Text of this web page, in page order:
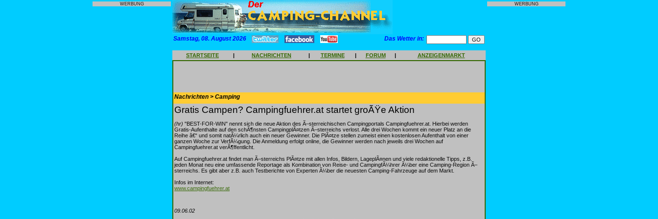
WERBUNG
Samstag, 08. August 2026 Das Wetter in:
STARTSEITE | NACHRICHTEN | TERMINE | FORUM | ANZEIGENMARKT
Nachrichten > Camping
Gratis Campen? Campingfuehrer.at startet groÃŸe Aktion
(hr) "BEST-FOR-WIN" nennt sich die neue Aktion des Ã–sterreichischen Campingportals Campingfuehrer.at. Hierbei werden
Gratis-Aufenthalte auf den schÃ¶nsten CampingplÃ¤tzen Ã–sterreichs verlost. Alle drei Wochen kommt ein neuer Platz an die
Reihe â€“ und somit natÃ¼rlich auch ein neuer Gewinner. Die PlÃ¤tze stellen zumeist einen kostenlosen Aufenthalt von einer
ganzen Woche zur VerfÃ¼gung. Die Anmeldung erfolgt online, die Gewinner werden nach jeweils drei Wochen auf
Campingfuehrer.at verÃ¶ffentlicht.
Auf Campingfuehrer.at findet man Ã–sterreichs PlÃ¤tze mit allen Infos, Bildern, LageplÃ¤nen und viele redaktionelle Tipps, z.B.
jeden Monat neu eine umfassende Reportage als Kombination von Reise- und CampingfÃ¼hrer Ã¼ber eine Camping-Region Ã–
sterreichs. Es gibt aber z.B. auch Testberichte von Experten Ã¼ber die neuesten Camping-Fahrzeuge auf dem Markt.
Infos im Internet:
www.campingfuehrer.at
09.06.02
WERBUNG